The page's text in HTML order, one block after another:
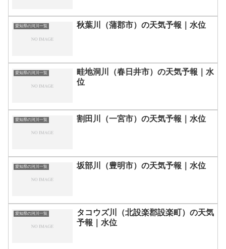
愛知県の河川一覧 秋葉川（蒲郡市）の天気予報｜水位
愛知県の河川一覧
畦地洞川（春日井市）の天気予報｜水
位
愛知県の河川一覧 割田川（一宮市）の天気予報｜水位
愛知県の河川一覧 坂部川（豊明市）の天気予報｜水位
愛知県の河川一覧
タコウズ川（北設楽郡設楽町）の天気
予報｜水位